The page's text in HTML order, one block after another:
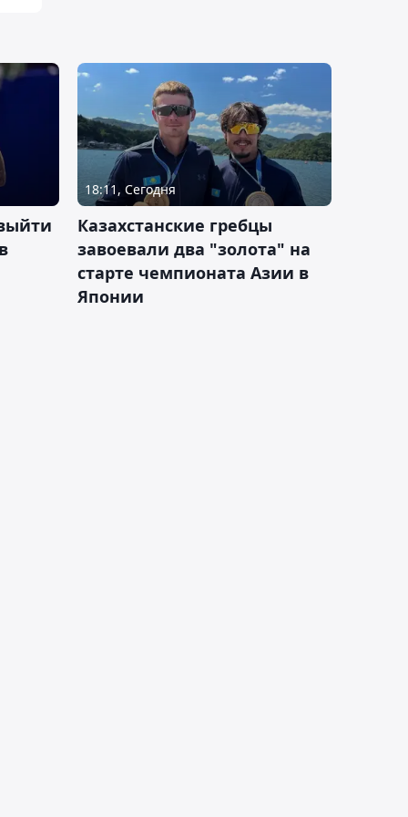
18:11, Сегодня
Казахстанские гребцы
завоевали два "золота" на
старте чемпионата Азии в
Японии